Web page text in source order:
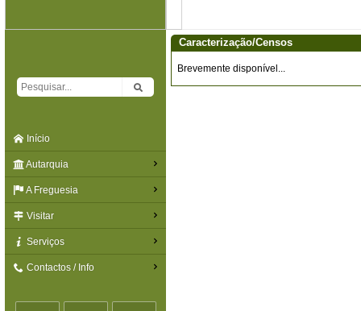
Início
Autarquia
A Freguesia
Visitar
Serviços
Contactos / Info
Caracterização/Censos
Brevemente disponível...